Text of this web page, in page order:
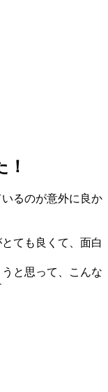
るのが意外に良か
ても良くて、面白
と思って、こんな